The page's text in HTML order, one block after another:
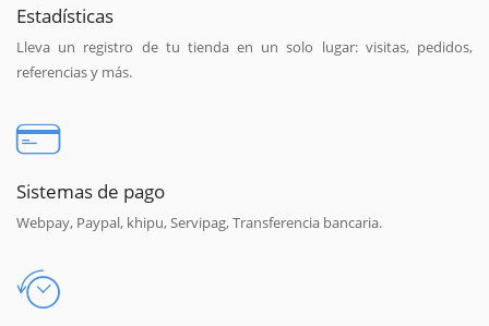
Estadísticas
Lleva un registro de tu tienda en un solo lugar: visitas, pedidos,
referencias y más.
Sistemas de pago
Webpay, Paypal, khipu, Servipag, Transferencia bancaria.